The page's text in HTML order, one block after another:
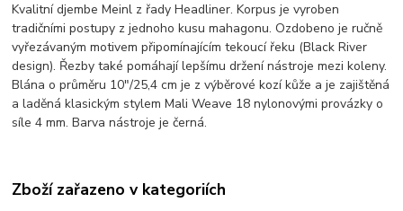
Kvalitní djembe Meinl z řady Headliner. Korpus je vyroben
tradičními postupy z jednoho kusu mahagonu. Ozdobeno je ručně
vyřezávaným motivem připomínajícím tekoucí řeku (Black River
design). Řezby také pomáhají lepšímu držení nástroje mezi koleny.
Blána o průměru 10"/25,4 cm je z výběrové kozí kůže a je zajištěná
a laděná klasickým stylem Mali Weave 18 nylonovými provázky o
síle 4 mm. Barva nástroje je černá.
Zboží zařazeno v kategoriích